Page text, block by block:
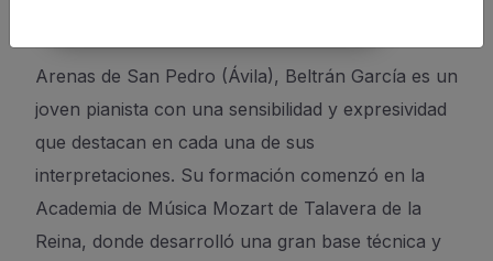
Arenas de San Pedro (Ávila), Beltrán García es un
joven pianista con una sensibilidad y expresividad
que destacan en cada una de sus
interpretaciones. Su formación comenzó en la
Academia de Música Mozart de Talavera de la
Reina, donde desarrolló una gran base técnica y